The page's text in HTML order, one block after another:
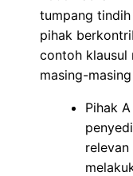
tumpang
pihak
contoh klausul
masing-
Pihak